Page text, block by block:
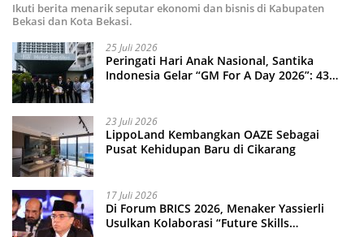
Ikuti berita menarik seputar ekonomi dan bisnis di Kabupaten
Bekasi dan Kota Bekasi.
25 Juli 2026
Peringati Hari Anak Nasional, Santika
Indonesia Gelar “GM For A Day 2026”: 43
23 Juli 2026
LippoLand Kembangkan OAZE Sebagai
Pusat Kehidupan Baru di Cikarang
17 Juli 2026
Di Forum BRICS 2026, Menaker Yassierli
Usulkan Kolaborasi “Future Skills